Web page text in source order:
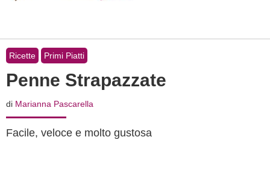
Ricette Primi Piatti
Penne Strapazzate
di Marianna Pascarella
Facile, veloce e molto gustosa